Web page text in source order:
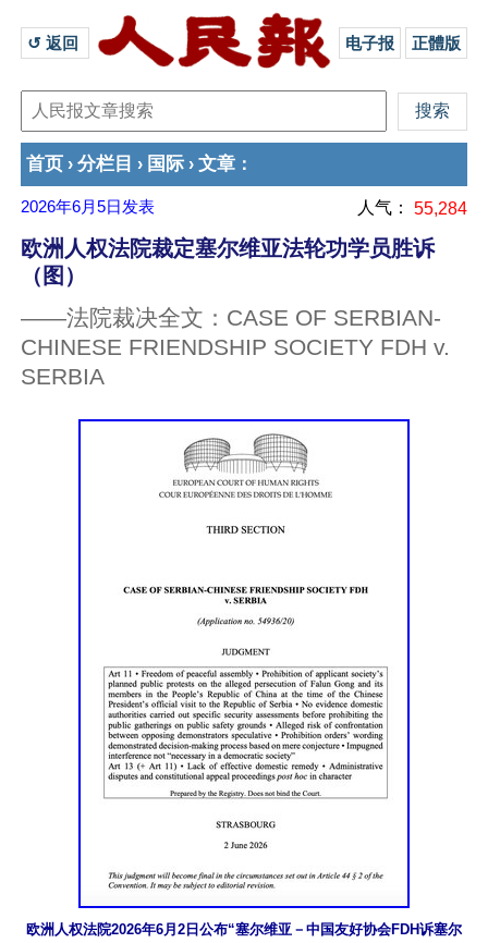
↺ 返回 电子报 正體版
首页 › 分栏目 › 国际 › 文章 ：
2026年6月5日 发表 人气： 55,284
欧洲人权法院裁定塞尔维亚法轮功学员胜诉
（图）
——法院裁决全文：CASE OF SERBIAN-
CHINESE FRIENDSHIP SOCIETY FDH v.
SERBIA
欧洲人权法院2026年6月2日公布“塞尔维亚－中国友好协会FDH诉塞尔